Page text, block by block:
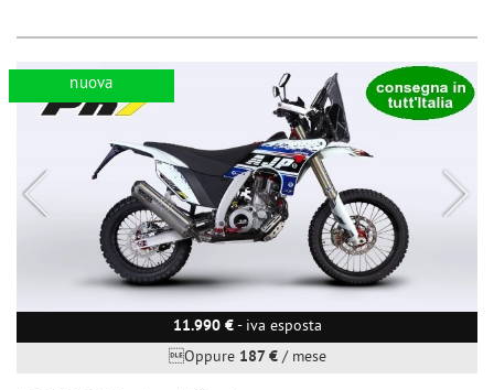
11.990 €- iva esposta
Oppure 187 €/ mese
nuova